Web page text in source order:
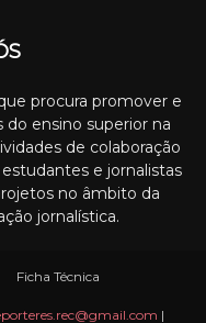
procura promover e
ensino superior na
de colaboração
e jornalistas
no âmbito da
jornalística.
Ficha Técnica
|